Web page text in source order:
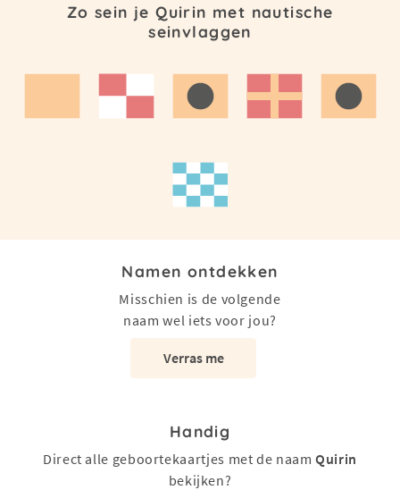
Zo sein je Quirin met nautische
seinvlaggen
Namen ontdekken
Misschien is de volgende
naam wel iets voor jou?
Verras me
Handig
Direct alle geboortekaartjes met de naamQuirin
bekijken?